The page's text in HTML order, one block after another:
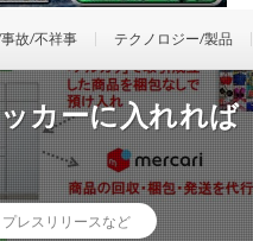
故/不祥事 テクノロジー/製品
カーに入れれば
プレスリリースなど